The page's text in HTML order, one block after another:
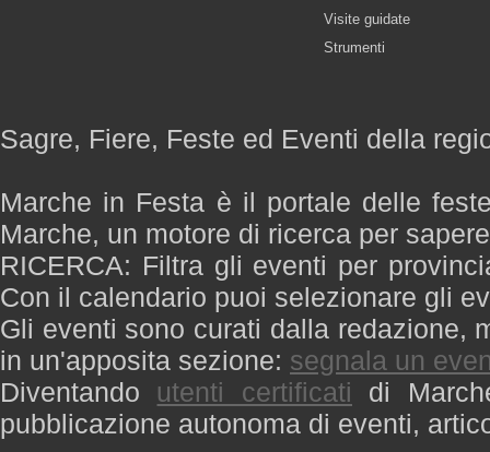
Visite guidate
Strumenti
Sagre, Fiere, Feste ed Eventi della
Marche in Festa è il portale delle
Marche, un motore di ricerca per
RICERCA: Filtra gli eventi per
Con il calendario puoi selezionare gli
Gli eventi sono curati dalla redazione,
in un'apposita sezione: segnala un
Diventando utenti certificati di
pubblicazione autonoma di eventi,